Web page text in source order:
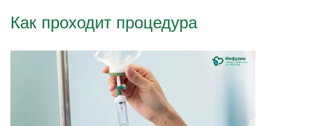
Как проходит процедура